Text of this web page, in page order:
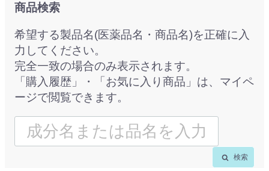
商品検索
希望する製品名(医薬品名・商品名)を正確に入
力してください。
完全一致の場合のみ表示されます。
「購入履歴」・「お気に入り商品」は、マイペ
ージで閲覧できます。
検索